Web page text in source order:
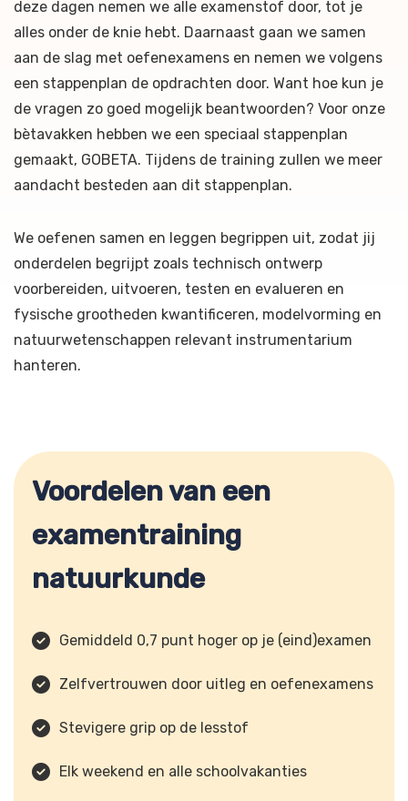
deze dagen nemen we alle examenstof door, tot je
alles onder de knie hebt. Daarnaast gaan we samen
aan de slag met oefenexamens en nemen we volgens
een stappenplan de opdrachten door. Want hoe kun je
de vragen zo goed mogelijk beantwoorden? Voor onze
bètavakken hebben we een speciaal stappenplan
gemaakt, GOBETA. Tijdens de training zullen we meer
aandacht besteden aan dit stappenplan.
We oefenen samen en leggen begrippen uit, zodat jij
onderdelen begrijpt zoals technisch ontwerp
voorbereiden, uitvoeren, testen en evalueren en
fysische grootheden kwantificeren, modelvorming en
natuurwetenschappen relevant instrumentarium
hanteren.
Voordelen van een
examentraining
natuurkunde
Gemiddeld 0,7 punt hoger op je (eind)examen
Zelfvertrouwen door uitleg en oefenexamens
Stevigere grip op de lesstof
Elk weekend en alle schoolvakanties